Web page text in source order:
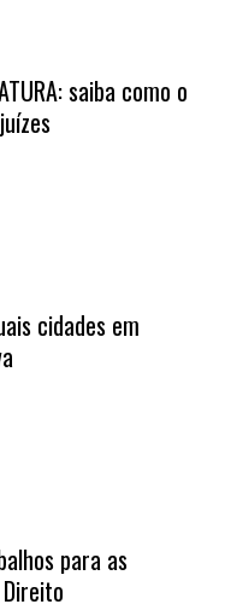
saiba como o
cidades em
para as